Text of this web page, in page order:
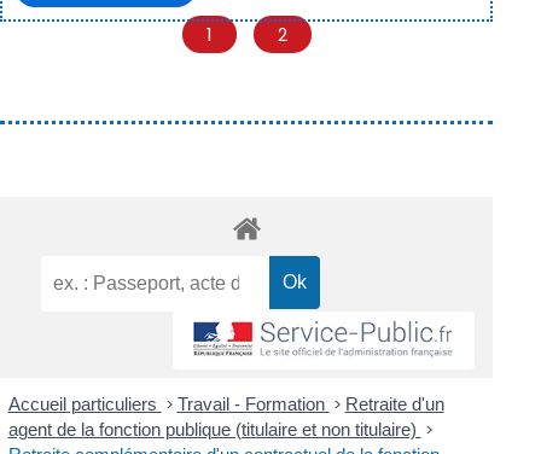
1 2
Accueil particuliers > Travail - Formation > Retraite d'un
agent de la fonction publique (titulaire et non titulaire) >